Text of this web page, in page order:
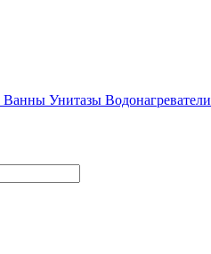
Ванны Унитазы Водонагреватели